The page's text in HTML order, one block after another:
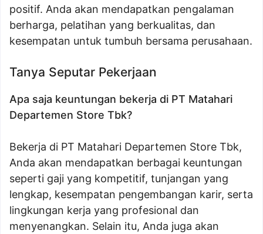
positif. Anda akan mendapatkan pengalaman
berharga, pelatihan yang berkualitas, dan
kesempatan untuk tumbuh bersama perusahaan.
Tanya Seputar Pekerjaan
Apa saja keuntungan bekerja di PT Matahari
Departemen Store Tbk?
Bekerja di PT Matahari Departemen Store Tbk,
Anda akan mendapatkan berbagai keuntungan
seperti gaji yang kompetitif, tunjangan yang
lengkap, kesempatan pengembangan karir, serta
lingkungan kerja yang profesional dan
menyenangkan. Selain itu, Anda juga akan